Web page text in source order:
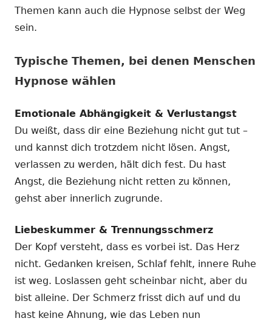
Themen kann auch die Hypnose selbst der Weg
sein.
Typische Themen, bei denen Menschen
Hypnose wählen
Emotionale Abhängigkeit & Verlustangst
Du weißt, dass dir eine Beziehung nicht gut tut –
und kannst dich trotzdem nicht lösen. Angst,
verlassen zu werden, hält dich fest. Du hast
Angst, die Beziehung nicht retten zu können,
gehst aber innerlich zugrunde.
Liebeskummer & Trennungsschmerz
Der Kopf versteht, dass es vorbei ist. Das Herz
nicht. Gedanken kreisen, Schlaf fehlt, innere Ruhe
ist weg. Loslassen geht scheinbar nicht, aber du
bist alleine. Der Schmerz frisst dich auf und du
hast keine Ahnung, wie das Leben nun